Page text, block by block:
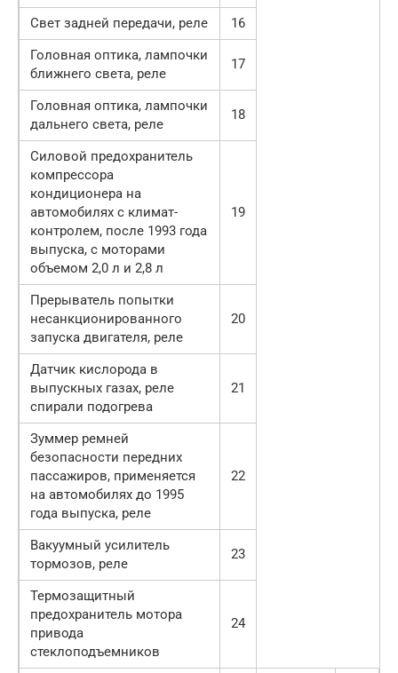
Свет задней передачи, реле
16
Головная оптика, лампочки
ближнего света, реле
17
Головная оптика, лампочки
дальнего света, реле
18
Силовой предохранитель
компрессора
кондиционера на
автомобилях с климат-
контролем, после 1993 года
выпуска, с моторами
объемом 2,0 л и 2,8 л
19
Прерыватель попытки
несанкционированного
запуска двигателя, реле
20
Датчик кислорода в
выпускных газах, реле
спирали подогрева
21
Зуммер ремней
безопасности передних
пассажиров, применяется
на автомобилях до 1995
года выпуска, реле
22
Вакуумный усилитель
тормозов, реле
23
Термозащитный
предохранитель мотора
привода
стеклоподъемников
24